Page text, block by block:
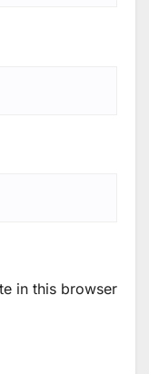
in this browser